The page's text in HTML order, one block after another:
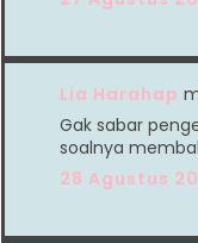
Lia Harahap
Gak sabar
soalnya
28 Agustus